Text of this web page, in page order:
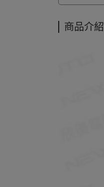
商品介紹